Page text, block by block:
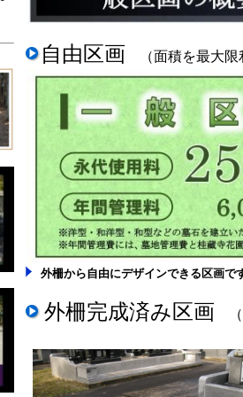
自由区画 （面積を最大限
外柵から自由にデザインできる区画で
外柵完成済み区画 （